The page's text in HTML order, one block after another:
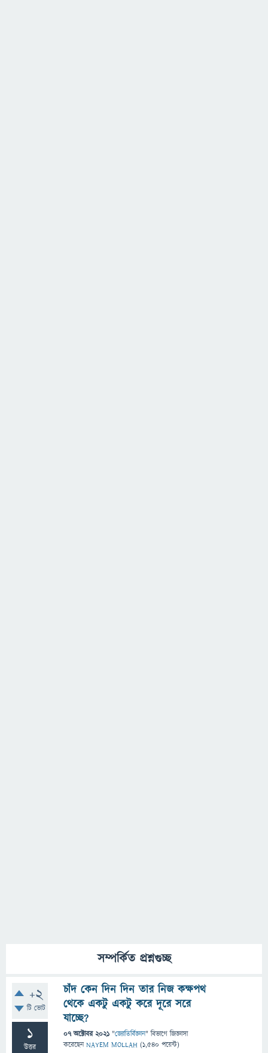
সম্পর্কিত প্রশ্নগুচ্ছ
+2
টি ভোট
1
উত্তর
চাঁদ কেন দিন দিন তার নিজ কক্ষপথ
থেকে একটু একটু করে দূরে সরে
যাচ্ছে?
07 অক্টোবর 2021 "জ্যোতির্বিজ্ঞান" বিভাগে জিজ্ঞাসা
করেছেনNAYEM MOLLAH (1,540 পয়েন্ট)